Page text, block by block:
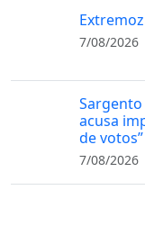
7/08/2026
acusa
de votos”
7/08/2026